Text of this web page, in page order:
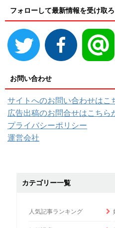
フォローして最新情報を受け取ろ
お問い合わせ
サイトへのお問い合わせはこ
広告出稿のお問合せはこちら
プライバシーポリシー
運営会社
カテゴリー一覧
人気記事ランキング